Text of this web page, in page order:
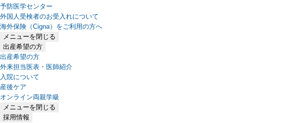
予防医学センター
外国人受検者のお受入れについて
海外保険（Cigna）をご利用の方へ
メニューを閉じる
出産希望の方
出産希望の方
外来担当医表・医師紹介
入院について
産後ケア
オンライン両親学級
メニューを閉じる
採用情報